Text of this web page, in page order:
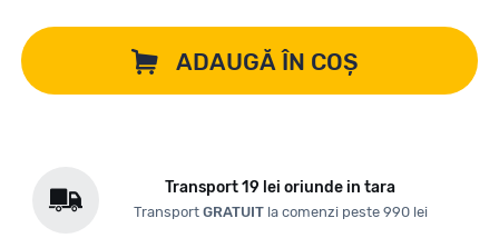
ADAUGĂ ÎN COȘ
Transport 19 lei oriunde in tara
Transport GRATUITla comenzi peste 990 lei